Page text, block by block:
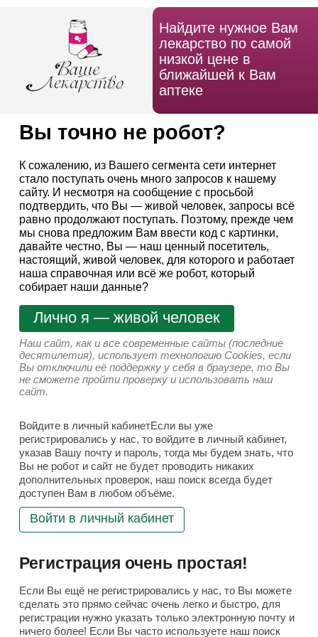
Найдите нужное Вам
лекарство по самой
низкой цене в
ближайшей к Вам
аптеке
Вы точно не робот?
К сожалению, из Вашего сегмента сети интернет
стало поступать очень много запросов к нашему
сайту. И несмотря на сообщение с просьбой
подтвердить, что Вы — живой человек, запросы всё
равно продолжают поступать. Поэтому, прежде чем
мы снова предложим Вам ввести код с картинки,
давайте честно, Вы — наш ценный посетитель,
настоящий, живой человек, для которого и работает
наша справочная или всё же робот, который
собирает наши данные?
Лично я — живой человек
Наш сайт, как и все современные сайты (последние
десятилетия), использует технологию Cookies, если
Вы отключили её поддержку у себя в браузере, то Вы
не сможете пройти проверку и использовать наш
сайт.
Войдите в личный кабинетЕсли вы уже
регистрировались у нас, то войдите в личный кабинет,
указав Вашу почту и пароль, тогда мы будем знать, что
Вы не робот и сайт не будет проводить никаких
дополнительных проверок, наш поиск всегда будет
доступен Вам в любом объёме.
Войти в личный кабинет
Регистрация очень простая!
Если Вы ещё не регистрировались у нас, то Вы можете
сделать это прямо сейчас очень легко и быстро, для
регистрации нужно указать только электронную почту и
ничего более! Если Вы часто используете наш поиск